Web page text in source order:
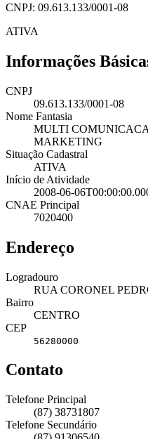
CNPJ: 09.613.133/0001-08
ATIVA
Informações
CNPJ
09.613.133/0001-08
Nome Fantasia
MULTI
MARKETING
Situação Cadastral
ATIVA
Início de Atividade
2008-06-
CNAE Principal
7020400
Endereço
Logradouro
RUA CORONEL
Bairro
CENTRO
CEP
56280000
Contato
Telefone Principal
(87) 38731807
Telefone Secundário